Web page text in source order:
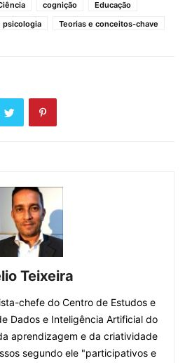
cognição
Educação
psicologia Teorias e conceitos-chave
Teixeira
chefe do Centro de Estudos e
Dados e Inteligência Artificial do
aprendizagem e da criatividade
segundo ele "participativos e